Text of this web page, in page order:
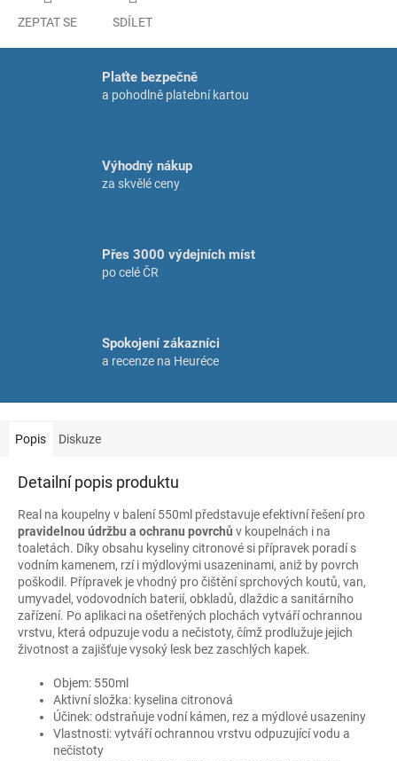
ZEPTAT SE SDÍLET
Plaťte bezpečně
a pohodlně platební kartou
Výhodný nákup
za skvělé ceny
Přes 3000 výdejních míst
po celé ČR
Spokojení zákazníci
a recenze na Heuréce
Popis Diskuze
Detailní popis produktu
Real na koupelny v balení 550ml představuje efektivní řešení pro
pravidelnou údržbu a ochranu povrchů v koupelnách i na
toaletách. Díky obsahu kyseliny citronové si přípravek poradí s
vodním kamenem, rzí i mýdlovými usazeninami, aniž by povrch
poškodil. Přípravek je vhodný pro čištění sprchových koutů, van,
umyvadel, vodovodních baterií, obkladů, dlaždic a sanitárního
zařízení. Po aplikaci na ošetřených plochách vytváří ochrannou
vrstvu, která odpuzuje vodu a nečistoty, čímž prodlužuje jejich
životnost a zajišťuje vysoký lesk bez zaschlých kapek.
Objem: 550ml
Aktivní složka: kyselina citronová
Účinek: odstraňuje vodní kámen, rez a mýdlové usazeniny
Vlastnosti: vytváří ochrannou vrstvu odpuzující vodu a
nečistoty